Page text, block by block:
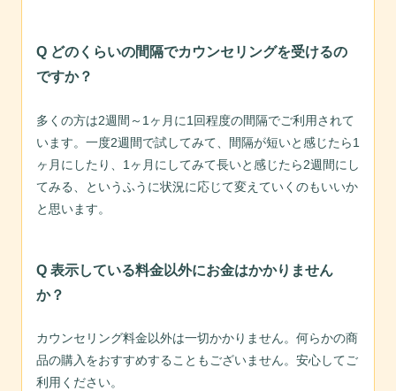
Q どのくらいの間隔でカウンセリングを受けるの
ですか？
多くの方は2週間～1ヶ月に1回程度の間隔でご利用されて
います。一度2週間で試してみて、間隔が短いと感じたら1
ヶ月にしたり、1ヶ月にしてみて長いと感じたら2週間にし
てみる、というふうに状況に応じて変えていくのもいいか
と思います。
Q 表示している料金以外にお金はかかりません
か？
カウンセリング料金以外は一切かかりません。何らかの商
品の購入をおすすめすることもございません。安心してご
利用ください。